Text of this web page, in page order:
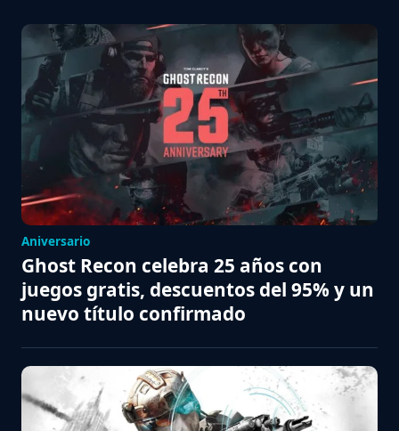
Aniversario
Ghost Recon celebra 25 años con
juegos gratis, descuentos del 95% y un
nuevo título confirmado